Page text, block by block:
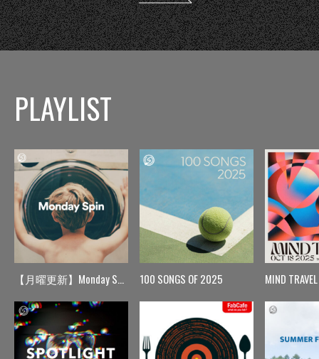
PLAYLIST
【月曜更新】Monday Spin 100 SONGS OF 2025 MIND TRAVEL